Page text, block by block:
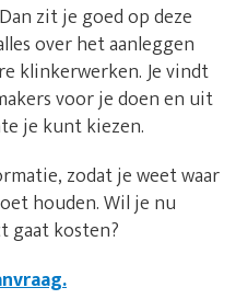
zit je goed op deze
over het aanleggen
klinkerwerken. Je vindt
voor je doen en uit
je kunt kiezen.
zodat je weet waar
houden. Wil je nu
gaat kosten?